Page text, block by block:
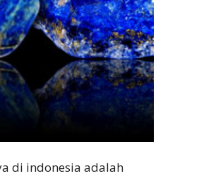
di indonesia adalah